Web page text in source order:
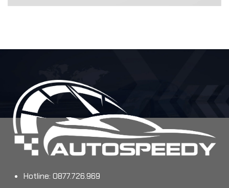
Hotline: 0877.726.969